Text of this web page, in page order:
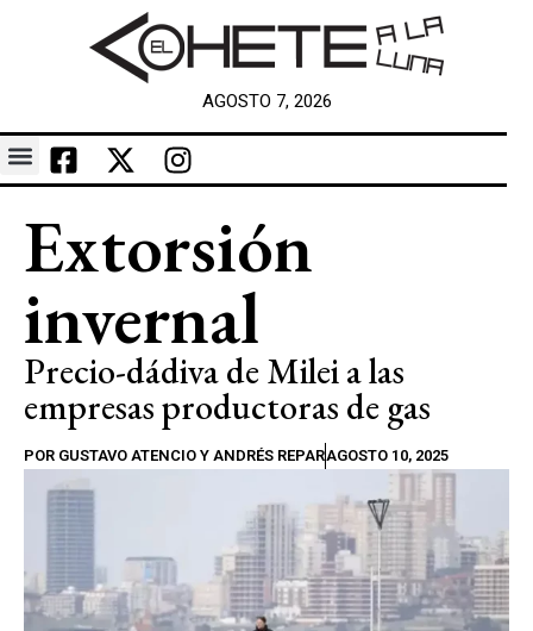
AGOSTO 7, 2026
Extorsión
invernal
Precio-dádiva de Milei a las
empresas productoras de gas
POR GUSTAVO ATENCIO Y ANDRÉS REPARAGOSTO 10, 2025